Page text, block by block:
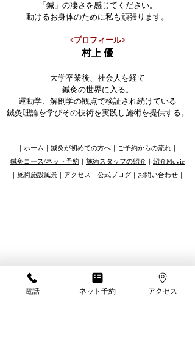
「鍼」の凄さを感じてください。
動けるお身体のために私も頑張ります。
<プロフィール>​
村上 優
大学卒業後、社会人を経て
鍼灸の世界に入る。​
運動学、解剖学の観点で検証され続けている
鍼灸理論を学びその技術を実践し施術を提供する。
​｜ ホーム ｜ 鍼灸が初めての方へ ｜ ご予約からの流れ ｜
｜ 鍼灸コース/ネット予約 ｜ 施術スタッフの紹介 ｜​ 紹介Movie ｜
​｜ 施術施設風景 ｜ アクセス ｜ 公式ブログ ｜ お問い合わせ ｜
電話 ネット予約 アクセス